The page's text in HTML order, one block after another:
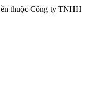
thuộc Công ty TNHH